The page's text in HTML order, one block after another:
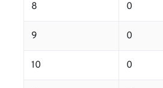
8 0
9 0
10 0